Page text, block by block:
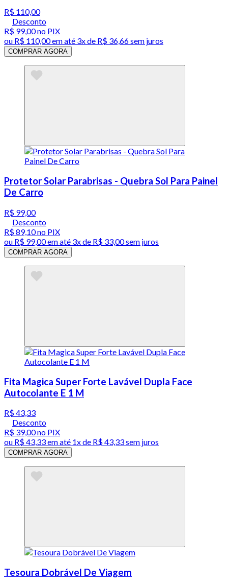
R$ 110,00
Desconto
R$ 99,00no PIX
ou R$ 110,00em até 3x de R$ 36,66 sem juros
COMPRAR AGORA
Protetor Solar Parabrisas - Quebra Sol Para Painel
De Carro
R$ 99,00
Desconto
R$ 89,10no PIX
ou R$ 99,00em até 3x de R$ 33,00 sem juros
COMPRAR AGORA
Fita Magica Super Forte Lavável Dupla Face
Autocolante E 1 M
R$ 43,33
Desconto
R$ 39,00no PIX
ou R$ 43,33em até 1x de R$ 43,33sem juros
COMPRAR AGORA
Tesoura Dobrável De Viagem